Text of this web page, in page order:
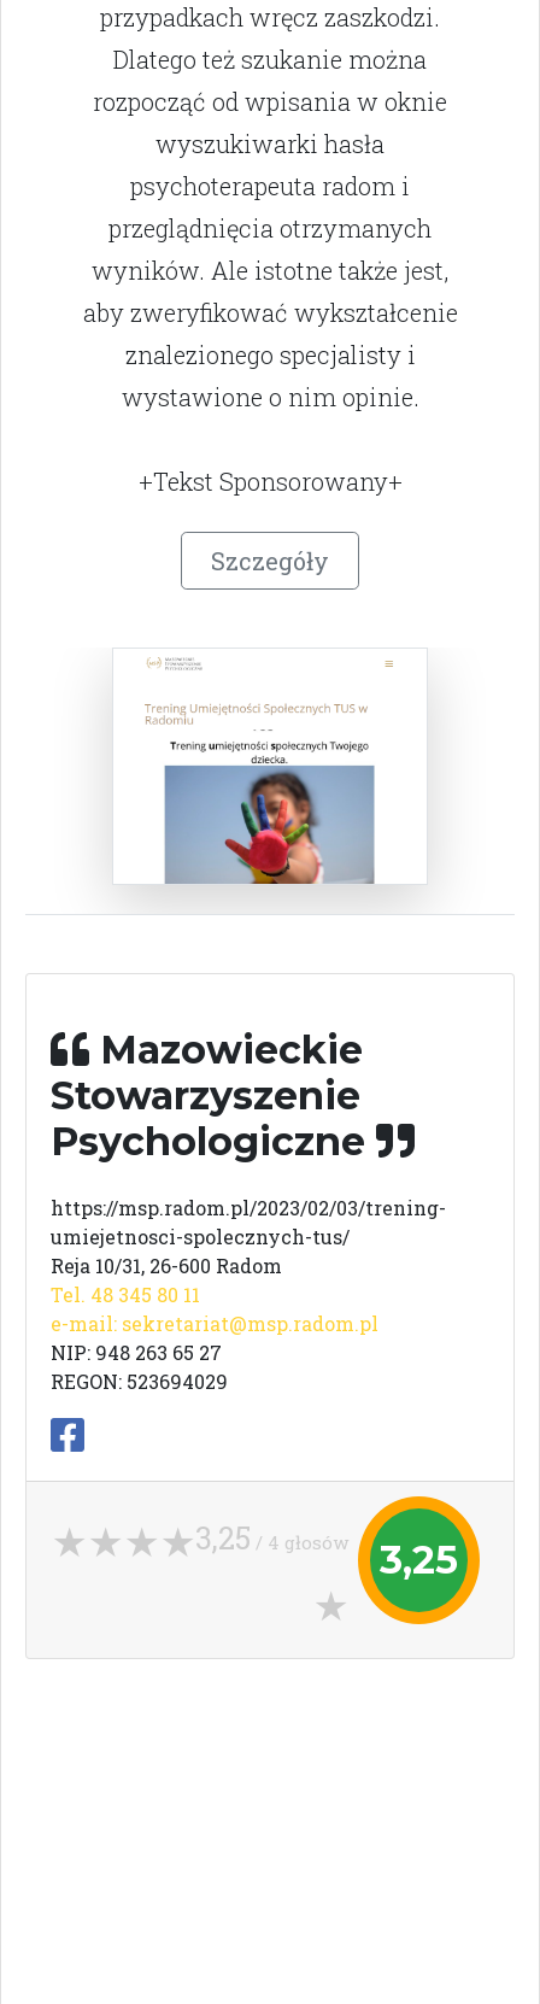
przypadkach wręcz zaszkodzi.
Dlatego też szukanie można
rozpocząć od wpisania w oknie
wyszukiwarki hasła
psychoterapeuta radom i
przeglądnięcia otrzymanych
wyników. Ale istotne także jest,
aby zweryfikować wykształcenie
znalezionego specjalisty i
wystawione o nim opinie.
+Tekst Sponsorowany+
Szczegóły
Mazowieckie
Stowarzyszenie
Psychologiczne
https://msp.radom.pl/2023/02/03/trening-
umiejetnosci-spolecznych-tus/
Reja 10/31, 26-600 Radom
Tel. 48 345 80 11
e-mail: sekretariat@msp.radom.pl
NIP: 948 263 65 27
REGON: 523694029
3,25
3,25 / 4 głosów